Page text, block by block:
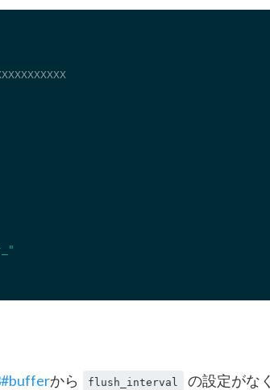
から flush_interval
の設定がな